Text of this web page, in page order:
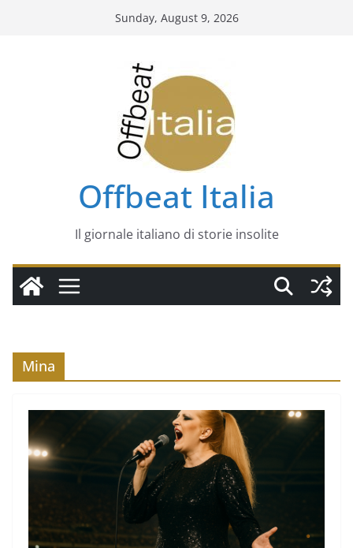
Sunday, August 9, 2026
Offbeat Italia
Il giornale italiano di storie insolite
Mina